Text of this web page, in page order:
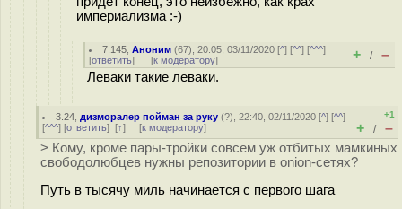
империализма :-)
7.145 ,Аноним (67), 20:05, 03/11/2020 [^] [^^] [^^^]
[ответить] [к модератору] + / –
Леваки такие леваки.
3.24 дизморалер пойман за руку (?), 22:40, 02/11/2020 [^] [^^]
[^^^] [ответить] [↑] [к модератору]
+1
+ / –
> Кому, кроме пары-тройки совсем уж отбитых мамкиных
свободолюбцев нужны репозитории в onion-сетях?
Путь в тысячу миль начинается с первого шага